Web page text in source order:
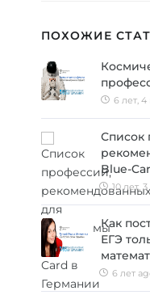
ПОХОЖИЕ
6 лет,
Список
Blue-
10 лет,
Как
ЕГЭ
6 лет